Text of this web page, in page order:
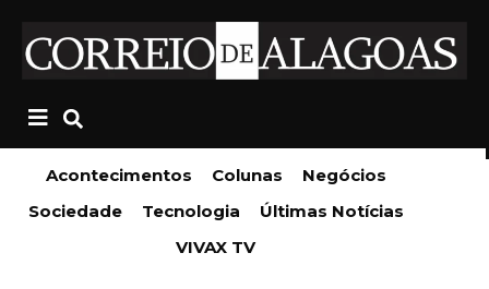
Acontecimentos Colunas
Negócios
Sociedade
Tecnologia
Últimas Notícias
VIVAX TV